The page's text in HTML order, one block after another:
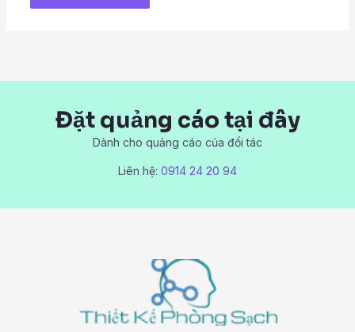
Đặt quảng cáo tại đây
Dành cho quảng cáo của đối tác
Liên hệ: 0914 24 20 94